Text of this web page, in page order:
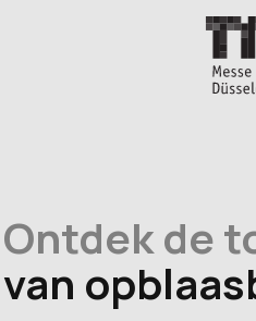
Ontdek de
van